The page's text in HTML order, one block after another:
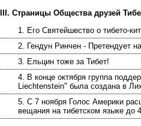
III. Страницы Общества друзей
1. Его Святейшество о тибето-
2. Гендун Ринчен - Претендует
3. Ельцин тоже за Тибет!
4. В конце октября группа
Liechtenstein" была создана в
5. С 7 ноября Голос Америки
вещания на тибетском языке до